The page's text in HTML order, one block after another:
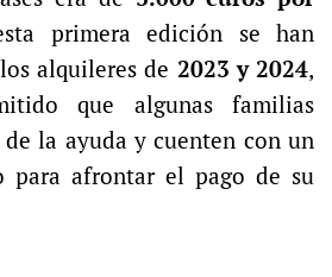
primera edición se han
alquileres de 2023 y 2024,
que algunas familias
la ayuda y cuenten con un
para afrontar el pago de su